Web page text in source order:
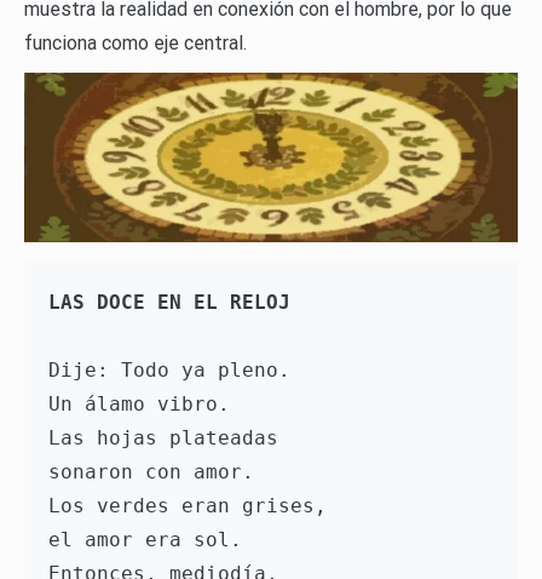
muestra la realidad en conexión con el hombre, por lo que
funciona como eje central.
LAS DOCE EN EL RELOJ
Dije: Todo ya pleno.
Un álamo vibro.
Las hojas plateadas
sonaron con amor.
Los verdes eran grises,
el amor era sol.
Entonces, mediodía,